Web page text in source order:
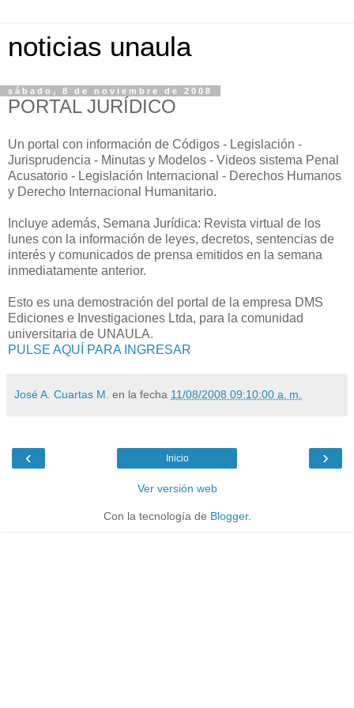
noticias unaula
sábado, 8 de noviembre de 2008
PORTAL JURÍDICO
Un portal con información de Códigos - Legislación -
Jurisprudencia - Minutas y Modelos - Videos sistema Penal
Acusatorio - Legislación Internacional - Derechos Humanos
y Derecho Internacional Humanitario.
Incluye además, Semana Jurídica: Revista virtual de los
lunes con la información de leyes, decretos, sentencias de
interés y comunicados de prensa emitidos en la semana
inmediatamente anterior.
Esto es una demostración del portal de la empresa DMS
Ediciones e Investigaciones Ltda, para la comunidad
universitaria de UNAULA.
PULSE AQUÍ PARA INGRESAR
José A. Cuartas M. en la fecha 11/08/2008 09:10:00 a. m.
‹ ›
Inicio
Ver versión web
Con la tecnología de Blogger.